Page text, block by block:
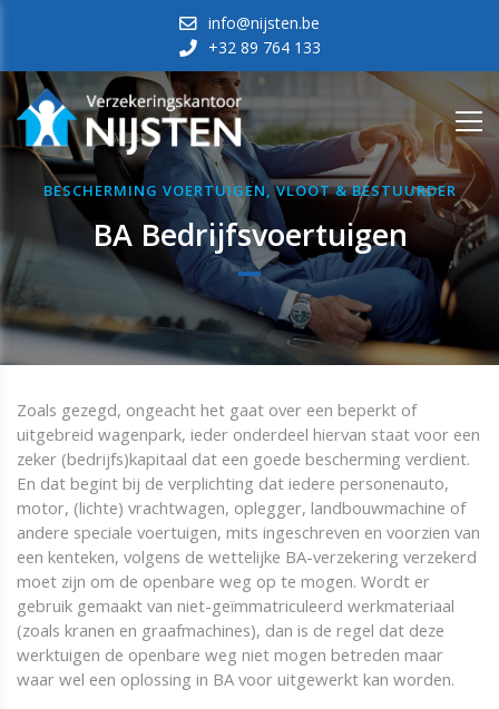
info@nijsten.be
+32 89 764 133
BESCHERMING VOERTUIGEN, VLOOT & BESTUURDER
BA Bedrijfsvoertuigen
Zoals gezegd, ongeacht het gaat over een beperkt of
uitgebreid wagenpark, ieder onderdeel hiervan staat voor een
zeker (bedrijfs)kapitaal dat een goede bescherming verdient.
En dat begint bij de verplichting dat iedere personenauto,
motor, (lichte) vrachtwagen, oplegger, landbouwmachine of
andere speciale voertuigen, mits ingeschreven en voorzien van
een kenteken, volgens de wettelijke BA-verzekering verzekerd
moet zijn om de openbare weg op te mogen. Wordt er
gebruik gemaakt van niet-geïmmatriculeerd werkmateriaal
(zoals kranen en graafmachines), dan is de regel dat deze
werktuigen de openbare weg niet mogen betreden maar
waar wel een oplossing in BA voor uitgewerkt kan worden.